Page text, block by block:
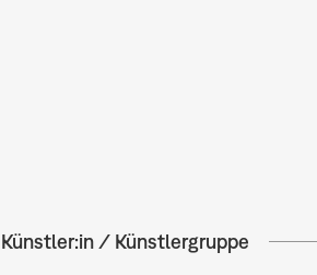
Künstler:in / Künstlergruppe